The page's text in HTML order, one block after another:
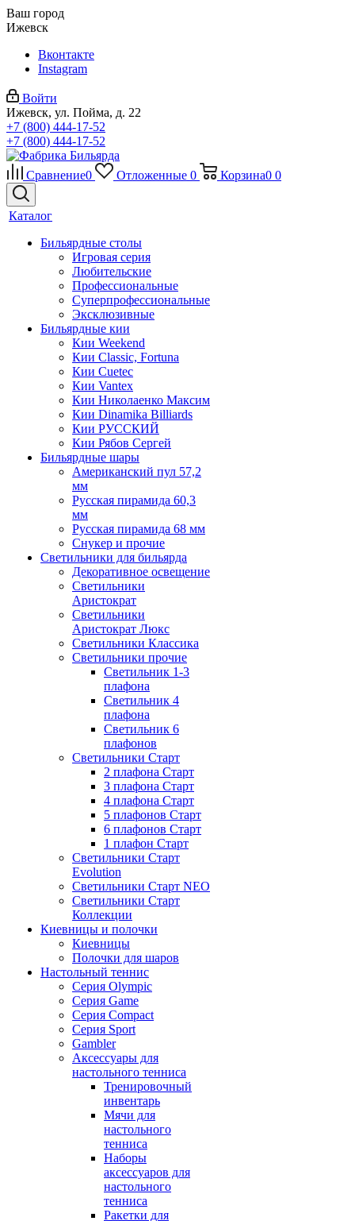
Ваш город
Ижевск
Вконтакте
Instagram
Войти
Ижевск, ул. Пойма, д. 22
+7 (800) 444-17-52
+7 (800) 444-17-52
Сравнение0 Отложенные 0 Корзина0 0
Каталог
Бильярдные столы
Игровая серия
Любительские
Профессиональные
Суперпрофессиональные
Эксклюзивные
Бильярдные кии
Кии Weekend
Кии Classic, Fortuna
Кии Cuetec
Кии Vantex
Кии Николаенко Максим
Кии Dinamika Billiards
Кии РУССКИЙ
Кии Рябов Сергей
Бильярдные шары
Американский пул 57,2
мм
Русская пирамида 60,3
мм
Русская пирамида 68 мм
Снукер и прочие
Светильники для бильярда
Декоративное освещение
Светильники
Аристократ
Светильники
Аристократ Люкс
Светильники Классика
Светильники прочие
Светильник 1-3
плафона
Светильник 4
плафона
Светильник 6
плафонов
Светильники Старт
2 плафона Старт
3 плафона Старт
4 плафона Старт
5 плафонов Старт
6 плафонов Старт
1 плафон Старт
Светильники Старт
Evolution
Светильники Старт NEO
Светильники Старт
Коллекции
Киевницы и полочки
Киевницы
Полочки для шаров
Настольный теннис
Серия Olympic
Серия Game
Серия Compact
Серия Sport
Gambler
Аксессуары для
настольного тенниса
Тренировочный
инвентарь
Мячи для
настольного
тенниса
Наборы
аксессуаров для
настольного
тенниса
Ракетки для